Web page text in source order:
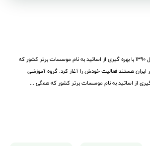
گروه آموزشی لایوآموز از سال ۱۳۹۰ با بهره گیری از اساتید به نام موسسات برتر کشور که
هستند فعالیت خودش را آغاز کرد. گروه آموزشی